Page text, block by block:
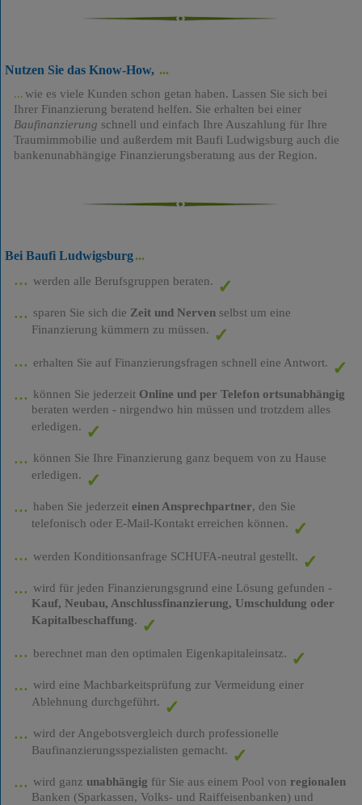
Nutzen Sie das Know-How,
wie es viele Kunden schon getan haben. Lassen Sie sich bei
Ihrer Finanzierung beratend helfen. Sie erhalten bei einer
Baufinanzierung schnell und einfach Ihre Auszahlung für Ihre
Traumimmobilie und außerdem mit Baufi Ludwigsburg auch die
bankenunabhängige Finanzierungsberatung aus der Region.
Bei Baufi Ludwigsburg
werden alle Berufsgruppen beraten.
sparen Sie sich die Zeit und Nervenselbst um eine
Finanzierung kümmern zu müssen.
erhalten Sie auf Finanzierungsfragen schnell eine Antwort.
können Sie jederzeit Online und per Telefon ortsunabhängig
beraten werden - nirgendwo hin müssen und trotzdem alles
erledigen.
können Sie Ihre Finanzierung ganz bequem von zu Hause
erledigen.
haben Sie jederzeit einen Ansprechpartner, den Sie
telefonisch oder E-Mail-Kontakt erreichen können.
werden Konditionsanfrage SCHUFA-neutral gestellt.
wird für jeden Finanzierungsgrund eine Lösung gefunden -
Kauf, Neubau, Anschlussfinanzierung, Umschuldung oder
Kapitalbeschaffung.
berechnet man den optimalen Eigenkapitaleinsatz.
wird eine Machbarkeitsprüfung zur Vermeidung einer
Ablehnung durchgeführt.
wird der Angebotsvergleich durch professionelle
Baufinanzierungsspezialisten gemacht.
wird ganz unabhängig für Sie aus einem Pool von regionalen
Banken (Sparkassen, Volks- und Raiffeisenbanken) und